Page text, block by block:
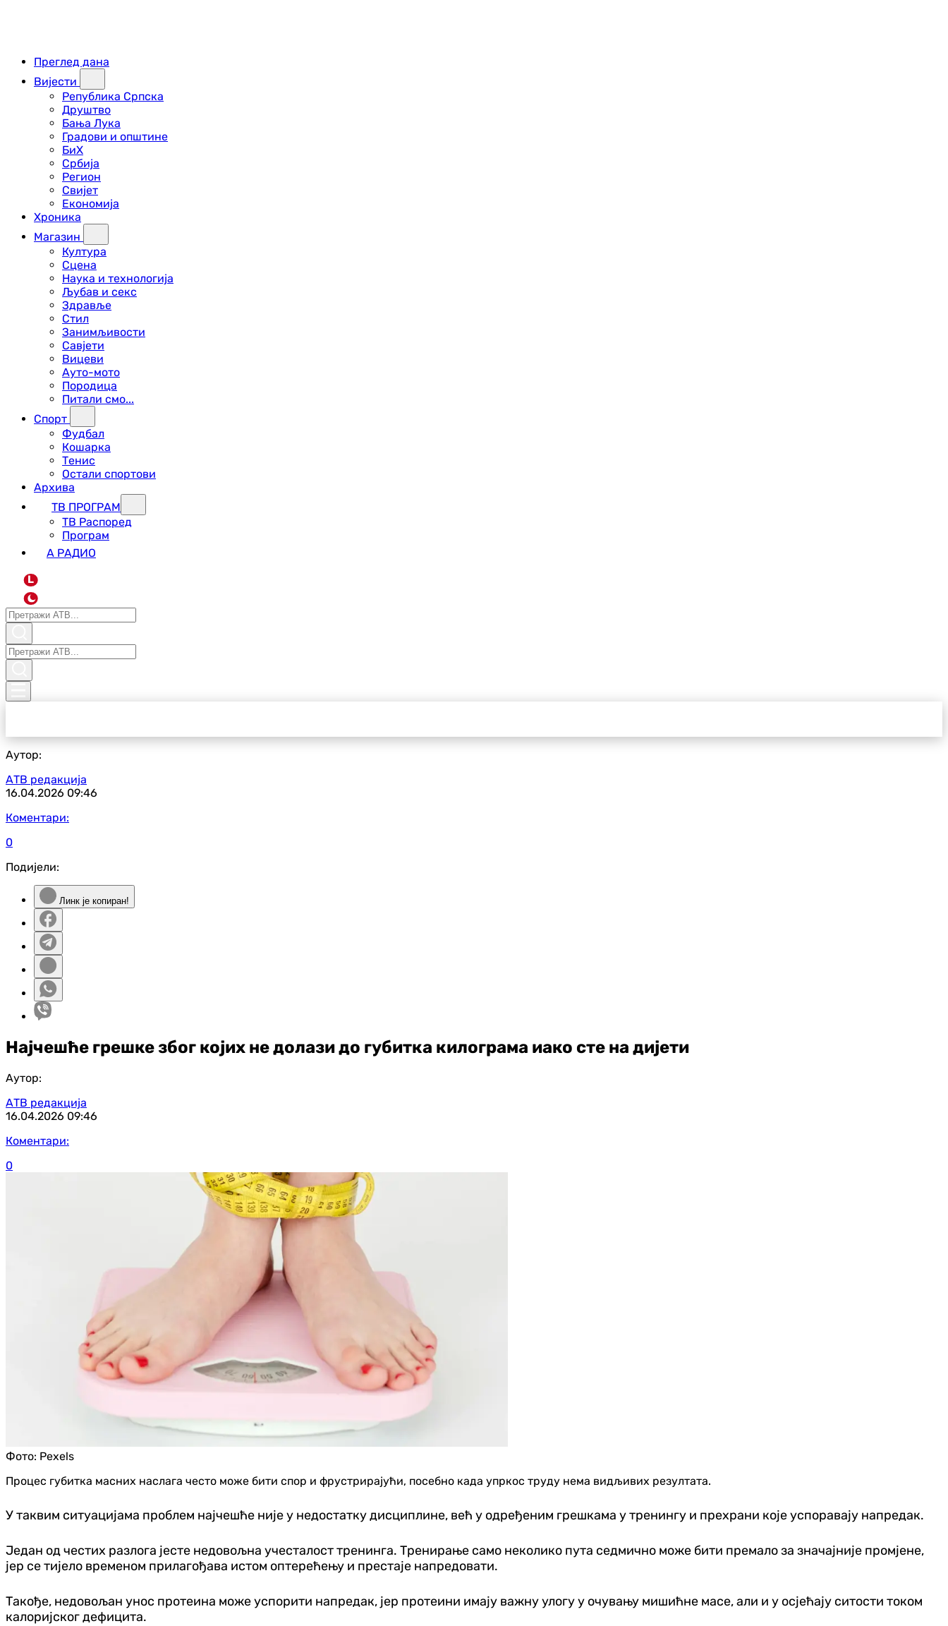
Преглед дана
Вијести
Република Српска
Друштво
Бања Лука
Градови и општине
БиХ
Србија
Регион
Свијет
Економија
Хроника
Магазин
Култура
Сцена
Наука и технологија
Љубав и секс
Здравље
Стил
Занимљивости
Савјети
Вицеви
Ауто-мото
Породица
Питали смо...
Спорт
Фудбал
Кошарка
Тенис
Остали спортови
Архива
ТВ ПРОГРАМ
ТВ Распоред
Програм
А РАДИО
L
Аутор:
АТВ редакција
16.04.2026 09:46
Коментари:
0
Подијели:
Линк је копиран!
Најчешће грешке због којих не долази до губитка килограма иако сте на дијети
Аутор:
АТВ редакција
16.04.2026 09:46
Коментари:
0
Фото: Pexels
Процес губитка масних наслага често може бити спор и фрустрирајући, посебно када упркос труду нема видљивих резултата.
У таквим ситуацијама проблем најчешће није у недостатку дисциплине, већ у одређеним грешкама у тренингу и прехрани које успоравају напредак.
Један од честих разлога јесте недовољна учесталост тренинга. Тренирање само неколико пута седмично може бити премало за значајније промјене,
јер се тијело временом прилагођава истом оптерећењу и престаје напредовати.
Такође, недовољан унос протеина може успорити напредак, јер протеини имају важну улогу у очувању мишићне масе, али и у осјећају ситости током
калоријског дефицита.